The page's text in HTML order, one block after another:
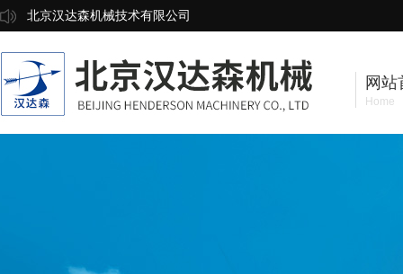
北京汉达森机械技术有限公司
网站
Home